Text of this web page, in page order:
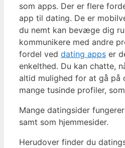
som apps. Der er flere
app til dating. De er
du nemt kan bevæge dig
kommunikere med andre
fordel ved dating apps er
enkelthed. Du kan chatte,
altid mulighed for at gå på
mange tusinde profiler,
Mange datingsider
samt som hjemmesider.
Herudover finder du